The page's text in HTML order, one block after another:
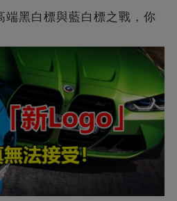
端黑白標與藍白標之戰，你